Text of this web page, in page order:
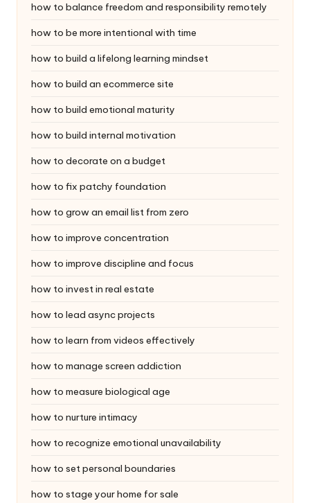
how to balance freedom and responsibility remotely
how to be more intentional with time
how to build a lifelong learning mindset
how to build an ecommerce site
how to build emotional maturity
how to build internal motivation
how to decorate on a budget
how to fix patchy foundation
how to grow an email list from zero
how to improve concentration
how to improve discipline and focus
how to invest in real estate
how to lead async projects
how to learn from videos effectively
how to manage screen addiction
how to measure biological age
how to nurture intimacy
how to recognize emotional unavailability
how to set personal boundaries
how to stage your home for sale